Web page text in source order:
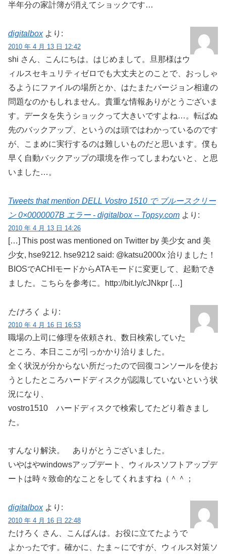
半年分の家計簿が消えてショックです…
digitalbox より:
2010 年 4 月 13 日 12:42
shi さん、こんにちは。はじめまして。旦那様はウ
ィルスセキュリティゼロでも大丈夫とのことで、おっしゃ
るようにファイルの場所とか、はたまたバージョン相違の
問題なのかもしれません。貴重な情報ありがとうございま
す。データを失うショックって大きいですよね…。転ばぬ
先のバックアップ、というのは頭ではわかっているのです
が、こまめに実行するのは難しいものだと思います。僕も
早く自動バックアップの環境を作ってしまわないと、と思
いました…。
Tweets that mention DELL Vostro 1510 で ブルースクリー
ン 0×0000007B エラー - digitalbox -- Topsy.com より:
2010 年 4 月 13 日 14:26
[…] This post was mentioned on Twitter by 美少女 and 美
少女, hse9212. hse9212 said: @katsu2000x 治りました！
BIOSでACHIモードからATAモードに変更して、起動でき
ました。こちらを参考に。http://bit.ly/cJNkpr […]
たけろく より:
2010 年 4 月 16 日 16:53
職場の上司に修理を依頼され、数日検索していた
ところ、本日ここが引っかかり治りました。
全く状況が分からない所だったので回復コンソールを使お
うとしたところハードディスクが認識していないという状
況になり、
vostro1510 ハードディスクで検索してたどり着きまし
た。
すんなり解決。 ありがとうございました。
いやはやwindowsアップデート、ウィルスソフトアップデ
ートは時々致命的なことをしてくれますね（＾＾；
digitalbox より:
2010 年 4 月 16 日 22:48
たけろく さん、こんばんは。お役に立てたようで
よかったです。確かに、たま～にですが、ウィルス対策ソ